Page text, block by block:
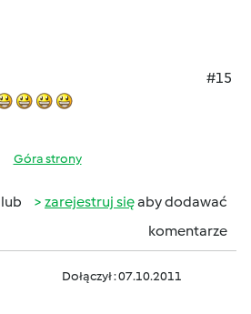
#15
Góra strony
lub zarejestruj sięaby dodawać
komentarze
Dołączył : 07.10.2011